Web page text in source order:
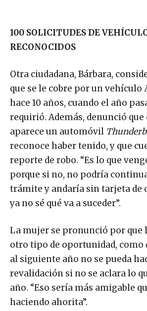
100 SOLICITUDES DE
RECONOCIDOS
Otra ciudadana, Bárbara,
que se le cobre por un vehículo
hace 10 años, cuando el año
requirió. Además, denunció
aparece un automóvil
reconoce haber tenido, y que
reporte de robo. “Es lo que
porque si no, no podría
trámite y andaría sin tarjeta de
ya no sé qué va a suceder”.
La mujer se pronunció por que
otro tipo de oportunidad, como
al siguiente año no se pueda
revalidación si no se aclara lo
año. “Eso sería más amigable
haciendo ahorita”.